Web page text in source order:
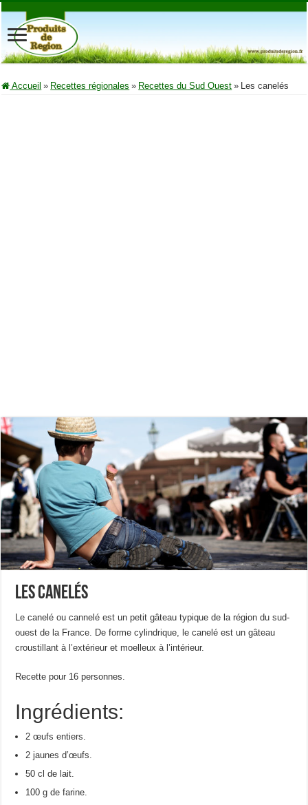
Accueil » Recettes régionales » Recettes du Sud Ouest » Les canelés
Les canelés
Le canelé ou cannelé est un petit gâteau typique de la région du sud-
ouest de la France. De forme cylindrique, le canelé est un gâteau
croustillant à l’extérieur et moelleux à l’intérieur.
Recette pour 16 personnes.
Ingrédients:
2 œufs entiers.
2 jaunes d’œufs.
50 cl de lait.
100 g de farine.